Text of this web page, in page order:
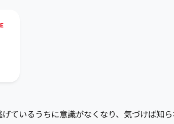
ているうちに意識がなくなり、気づけば知